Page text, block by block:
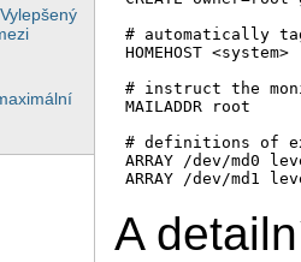
# automatically
HOMEHOST <system>
# instruct the
MAILADDR root
# definitions of
ARRAY /dev/md0
A